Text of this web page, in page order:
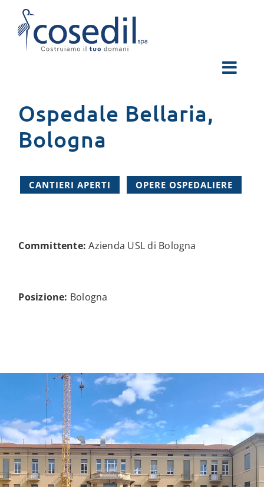
contenuto
Ospedale Bellaria,
Bologna
CANTIERI APERTI OPERE OSPEDALIERE
Committente:Azienda USL di Bologna
Posizione: Bologna